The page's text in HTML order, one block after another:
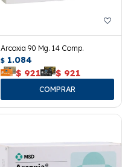
Arcoxia 90 Mg. 14 Comp.
$ 1.084
$ 921 $ 921